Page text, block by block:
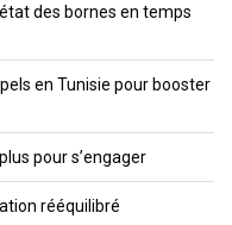
des bornes en temps
en Tunisie pour booster
pour s’engager
rééquilibré